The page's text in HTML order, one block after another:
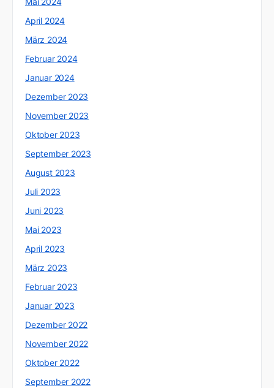
April 2024
März 2024
Februar 2024
Januar 2024
Dezember 2023
November 2023
Oktober 2023
September 2023
August 2023
Juli 2023
Juni 2023
Mai 2023
April 2023
März 2023
Februar 2023
Januar 2023
Dezember 2022
November 2022
Oktober 2022
September 2022